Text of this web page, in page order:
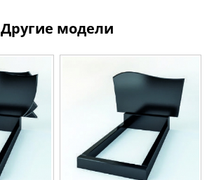
Другие модели